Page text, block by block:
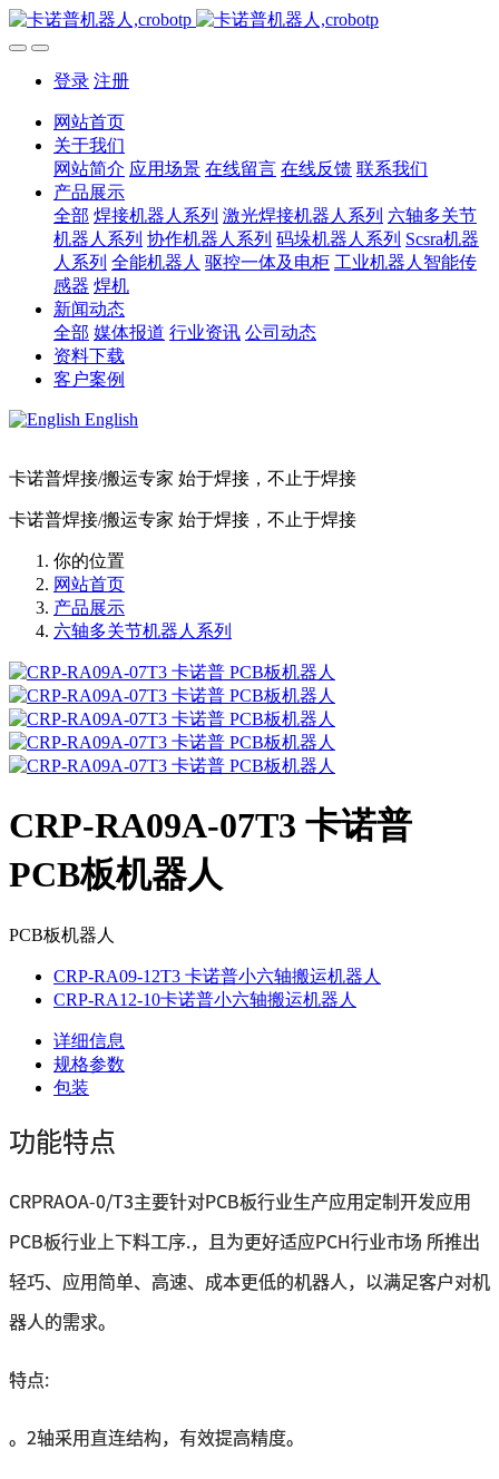
登录 注册
网站首页
关于我们
网站简介 应用场景 在线留言 在线反馈 联系我们
产品展示
全部 焊接机器人系列 激光焊接机器人系列 六轴多关节
机器人系列 协作机器人系列 码垛机器人系列 Scsra机器
人系列 全能机器人 驱控一体及电柜 工业机器人智能传
感器 焊机
新闻动态
全部 媒体报道 行业资讯 公司动态
资料下载
客户案例
English
卡诺普焊接/搬运专家 始于焊接，不止于焊接
卡诺普焊接/搬运专家 始于焊接，不止于焊接
你的位置
网站首页
产品展示
六轴多关节机器人系列
CRP-RA09A-07T3 卡诺普
PCB板机器人
PCB板机器人
CRP-RA09-12T3 卡诺普小六轴搬运机器人
CRP-RA12-10卡诺普小六轴搬运机器人
详细信息
规格参数
包装
功能特点
CRPRAOA-0/T3主要针对PCB板行业生产应用定制开发应用
PCB板行业上下料工序.，且为更好适应PCH行业市场 所推出
轻巧、应用简单、高速、成本更低的机器人，以满足客户对机
器人的需求。
特点:
。2轴采用直连结构，有效提高精度。